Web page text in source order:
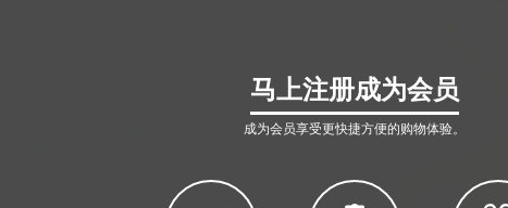
马上注册成为会员
成为会员享受更快捷方便的购物体验。